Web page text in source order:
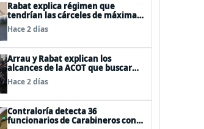
Rabat explica régimen que
tendrían las cárceles de máxima
seguridad
Hace 2 días
Arrau y Rabat explican los
alcances de la ACOT que buscar
reforzar la seguridad
Hace 2 días
Contraloría detecta 36
funcionarios de Carabineros con